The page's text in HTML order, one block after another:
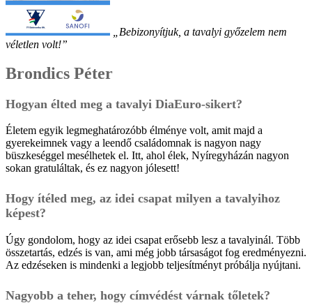
„Bebizonyítjuk, a tavalyi győzelem nem
véletlen volt!”
Brondics Péter
Hogyan élted meg a tavalyi DiaEuro-sikert?
Életem egyik legmeghatározóbb élménye volt, amit majd a
gyerekeimnek vagy a leendő családomnak is nagyon nagy
büszkeséggel mesélhetek el. Itt, ahol élek, Nyíregyházán nagyon
sokan gratuláltak, és ez nagyon jólesett!
Hogy ítéled meg, az idei csapat milyen a tavalyihoz
képest?
Úgy gondolom, hogy az idei csapat erősebb lesz a tavalyinál. Több
összetartás, edzés is van, ami még jobb társaságot fog eredményezni.
Az edzéseken is mindenki a legjobb teljesítményt próbálja nyújtani.
Nagyobb a teher, hogy címvédést várnak tőletek?